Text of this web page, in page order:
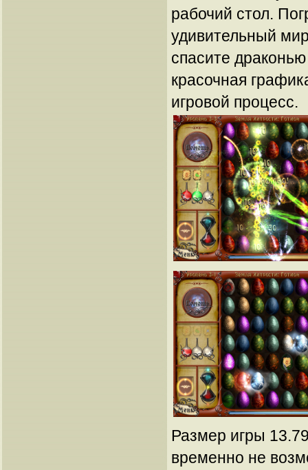
рабочий стол.
удивительный
спасите
красочная
игровой процесс.
Размер игры
временно не